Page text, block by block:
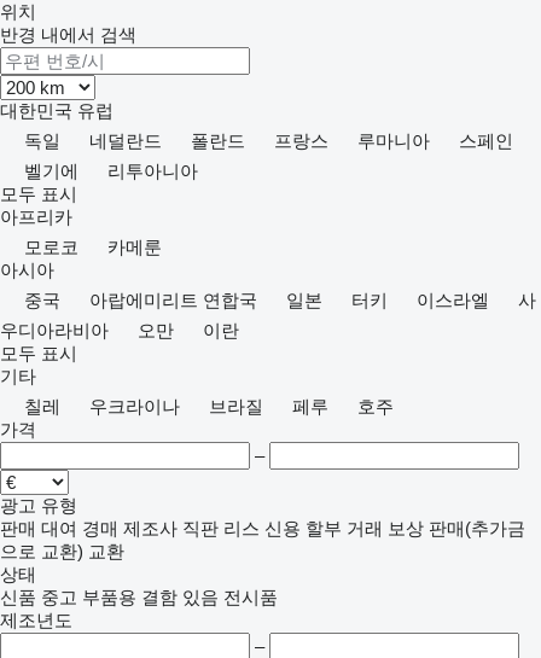
위치
반경 내에서 검색
대한민국 유럽
독일
네덜란드 폴란드 프랑스 루마니아
스페인
벨기에
리투아니아
모두 표시
아프리카
모로코
카메룬
아시아
중국
아랍에미리트 연합국 일본 터키 이스라엘
사
우디아라비아
오만
이란
모두 표시
기타
칠레
우크라이나 브라질 페루
호주
가격
–
광고 유형
판매 대여 경매 제조사 직판 리스 신용 할부 거래 보상 판매(추가금
으로 교환) 교환
상태
신품 중고 부품용 결함 있음 전시품
제조년도
–